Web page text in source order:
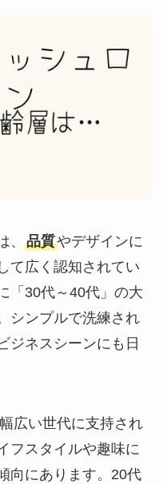
、 品質やデザインに
て広く認知されてい
「30代～40代」の大
シンプルで洗練され
ジネスシーンにも日
広い世代に支持され
フスタイルや趣味に
向にあります。20代